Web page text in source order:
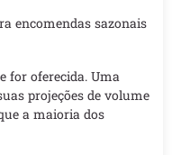
encomendas sazonais
for oferecida. Uma
projeções de volume
a maioria dos